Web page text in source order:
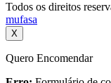
Todos os direitos
mufasa
X
Quero Encomendar